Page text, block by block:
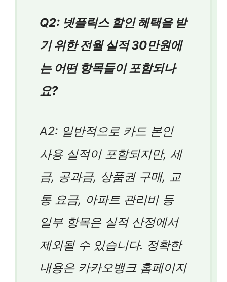
Q2: 넷플릭스 할인 혜택을 받
기 위한 전월 실적 30만원에
는 어떤 항목들이 포함되나
요?
A2: 일반적으로 카드 본인
사용 실적이 포함되지만, 세
금, 공과금, 상품권 구매, 교
통 요금, 아파트 관리비 등
일부 항목은 실적 산정에서
제외될 수 있습니다. 정확한
내용은 카카오뱅크 홈페이지